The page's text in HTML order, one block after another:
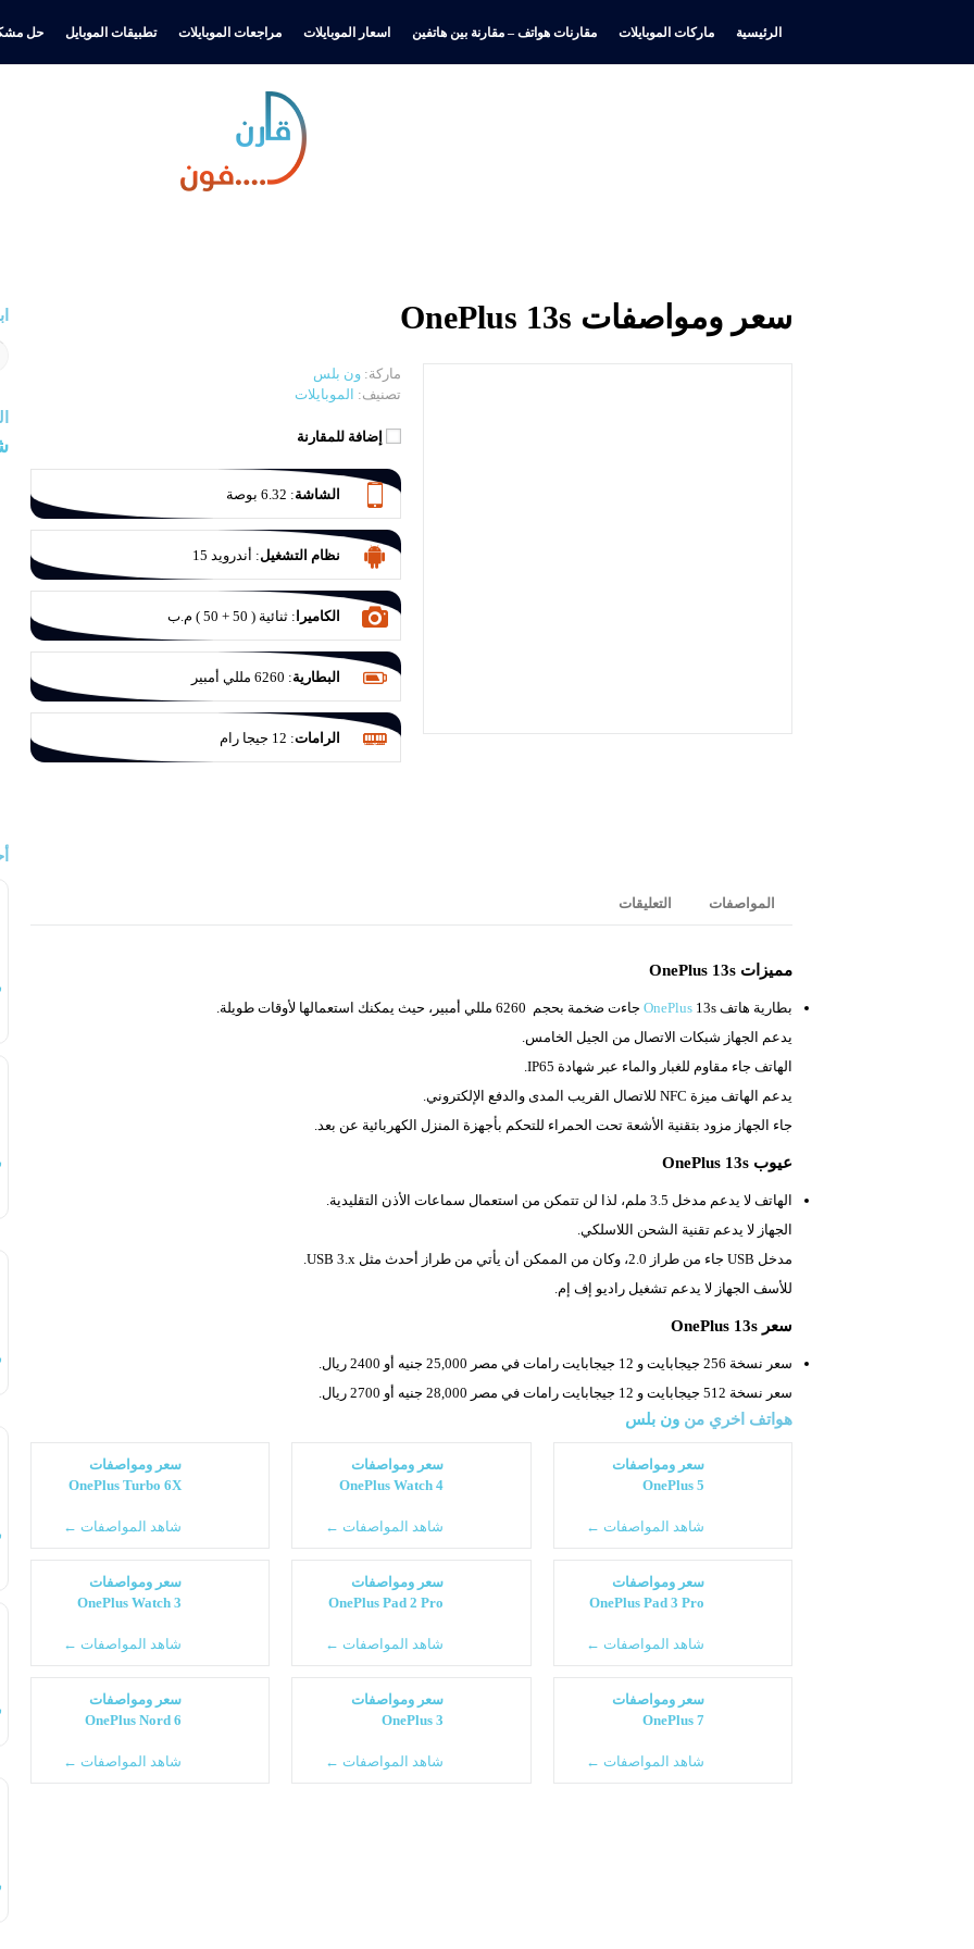
الرئيسية ماركات الموبايلات مقارنات هواتف – مقارنة بين هاتفين اسعار الموبايلات مراجعات الموبايلات تطبيقات الموبايل حل
سعر ومواصفات OnePlus 13s
ماركة: ون بلس
تصنيف: الموبايلات
إضافة للمقارنة
الشاشة: 6.32 بوصة
نظام التشغيل: أندرويد 15
الكاميرا :ثنائية ( 50 + 50 ) م.ب
البطارية: 6260 مللي أمبير
الرامات: 12 جيجا رام
المواصفات التعليقات
مميزات OnePlus 13s
بطارية هاتف OnePlus 13s جاءت ضخمة بحجم
يدعم الجهاز شبكات الاتصال من الجيل الخامس.
الهاتف جاء مقاوم للغبار والماء عبر شهادة IP65.
يدعم الهاتف ميزة NFC للاتصال القريب المدى والدفع الإلكتروني.
جاء الجهاز مزود بتقنية الأشعة تحت الحمراء للتحكم بأجهزة المنزل الكهربائية عن بعد.
عيوب OnePlus 13s
الهاتف لا يدعم مدخل 3.5 ملم، لذا لن تتمكن من استعمال سماعات الأذن التقليدية.
الجهاز لا يدعم تقنية الشحن اللاسلكي.
مدخل USB جاء من طراز 2.0، وكان من الممكن أن يأتي من طراز أحدث مثل USB 3.x.
للأسف الجهاز لا يدعم تشغيل راديو إف إم.
سعر OnePlus 13s
سعر نسخة 256 جيجابايت و 12 جيجابايت رامات في مصر 25,000 جنيه أو 2400 ريال.
سعر نسخة 512 جيجابايت و 12 جيجابايت رامات في مصر 28,000 جنيه أو 2700 ريال.
هواتف اخري من ون بلس
سعر ومواصفات
OnePlus 5
شاهد المواصفات ←
سعر ومواصفات
OnePlus Watch 4
شاهد المواصفات ←
سعر ومواصفات
OnePlus Turbo 6X
شاهد المواصفات ←
سعر ومواصفات
OnePlus Pad 3 Pro
شاهد المواصفات ←
سعر ومواصفات
OnePlus Pad 2 Pro
شاهد المواصفات ←
سعر ومواصفات
OnePlus Watch 3
شاهد المواصفات ←
سعر ومواصفات
OnePlus 7
شاهد المواصفات ←
سعر ومواصفات
OnePlus 3
شاهد المواصفات ←
سعر ومواصفات
OnePlus Nord 6
شاهد المواصفات ←